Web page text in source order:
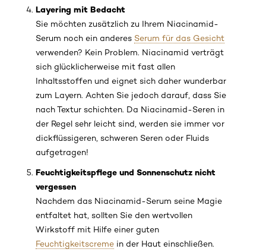
Layering mit Bedacht
Sie möchten zusätzlich zu Ihrem Niacinamid-
Serum noch ein anderes Serum für das Gesicht
verwenden? Kein Problem. Niacinamid verträgt
sich glücklicherweise mit fast allen
Inhaltsstoffen und eignet sich daher wunderbar
zum Layern. Achten Sie jedoch darauf, dass Sie
nach Textur schichten. Da Niacinamid-Seren in
der Regel sehr leicht sind, werden sie immer vor
dickflüssigeren, schweren Seren oder Fluids
aufgetragen!
Feuchtigkeitspflege und Sonnenschutz nicht
vergessen
Nachdem das Niacinamid-Serum seine Magie
entfaltet hat, sollten Sie den wertvollen
Wirkstoff mit Hilfe einer guten
Feuchtigkeitscreme in der Haut einschließen.